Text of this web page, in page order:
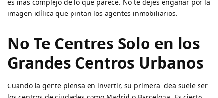
es más complejo de lo que parece. No te dejes engañar por la
imagen idílica que pintan los agentes inmobiliarios.
No Te Centres Solo en los
Grandes Centros Urbanos
Cuando la gente piensa en invertir, su primera idea suele ser